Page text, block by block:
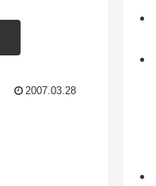
2007.03.28